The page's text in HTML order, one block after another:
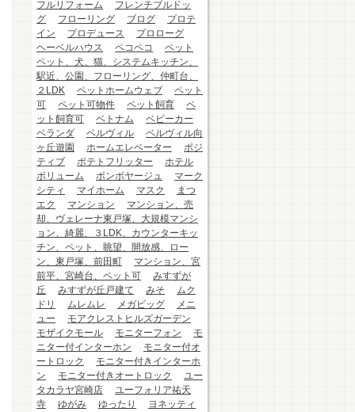
フルリフォーム
フレンチブルドッ
グ
フローリング ブログ
プロテ
イン
プロデュース
プロローグ
ヘーベルハウス
ペコペコ
ペット
ペット、犬、猫、システムキッチン、
駅近、公園、フローリング、仲町台、
２LDK
ペットホームウェブ
ペット
可
ペット可物件 ペット飼育
ペ
ット飼育可
ベトナム
ベビーカー
ベランダ
ベルヴィル
ベルヴィル向
ヶ丘遊園
ホームエレベーター
ポジ
ティブ
ポテトフリッター
ホテル
ボリューム
ボンボヤージュ
マーク
シティ
マイホーム マスク
まつ
エク
マンション
マンション、売
却、ヴェレーナ東戸塚、大規模マンシ
ョン、綺麗、３LDK、カウンターキッ
チン、ペット、眺望、開放感、ロー
ン、東戸塚、前田町
マンション、宮
前平、宮崎台、ペット可
みすずが
丘
みすずが丘戸建て みそ
ムク
ドリ
ムレムレ メガビッグ
メニ
ュー
モアクレストヒルズガーデン
モザイクモール
モニターフォン
モ
ニター付インターホン
モニター付オ
ートロック
モニター付きインターホ
ン
モニター付きオートロック
ユー
タカラヤ宮崎店
ユーフォリア祐天
寺
ゆがみ ゆったり
ヨネッティ